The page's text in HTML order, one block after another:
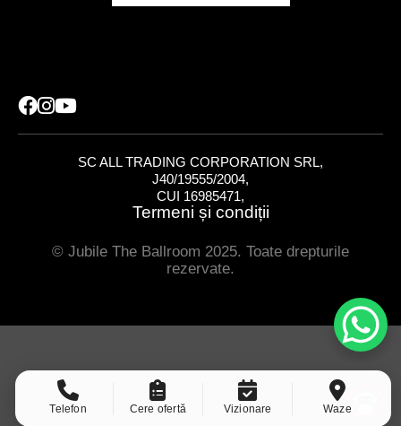
SC ALL TRADING CORPORATION SRL,
J40/19555/2004,
CUI 16985471,
Termeni și condiții
© Jubile The Ballroom 2025. Toate drepturile
rezervate.
Telefon Cere ofertă Vizionare Waze